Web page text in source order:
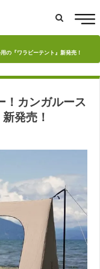
の『ワラビーテント』新発売！
！カンガルース
発売！